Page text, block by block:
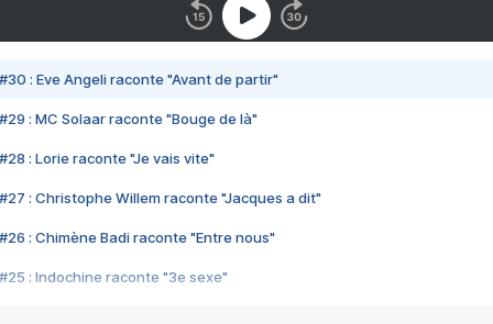
#30 : Eve Angeli raconte "Avant de partir"
#29 : MC Solaar raconte "Bouge de là"
#28 : Lorie raconte "Je vais vite"
#27 : Christophe Willem raconte "Jacques a dit"
#26 : Chimène Badi raconte "Entre nous"
#25 : Indochine raconte "3e sexe"